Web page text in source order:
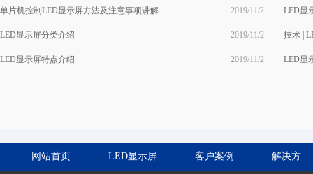
单片机控制LED显示屏方法及注意事项讲解 2019/11/2
LED显示屏分类介绍 2019/11/2
LED显示屏特点介绍 2019/11/2
技术 |
LED显
网站首页 LED显示屏 客户案例 解决方